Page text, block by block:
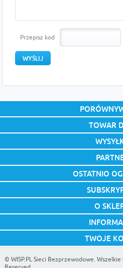
Przepisz kod
TOWAR
OSTATNIO
O
TWOJE
© WISP.PL Sieci Bezprzewodowe.